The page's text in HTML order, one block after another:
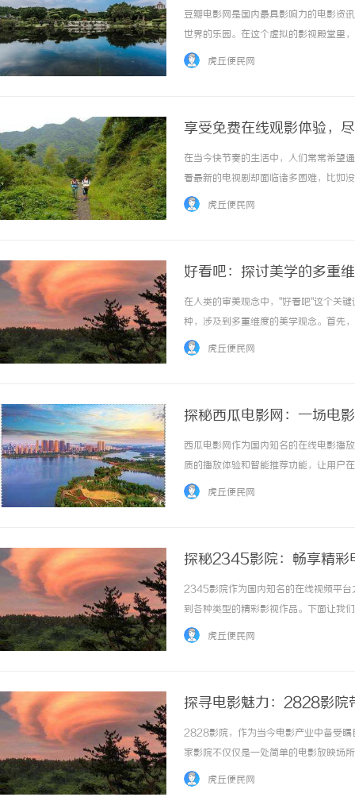
豆瓣电影网是国内最具影响力的电影资
世界的乐园。在这个虚拟的影视殿堂里
豆瓣电影网的首页设计简洁大方，用户
虎丘便民网
享受免费在线观影体验，
在当今快节奏的生活中，人们常常希望
看最新的电视剧却面临诸多困难，比如
一站式解决方案，让您轻松畅享最新电
虎丘便民网
好看吧：探讨美学的多重
在人类的审美观念中，"好看吧"这个关
种，涉及到多重维度的美学观念。首先
位令人赞叹的美女，都可以让人产生"好
虎丘便民网
探秘西瓜电影网：一场电
西瓜电影网作为国内知名的在线电影播
质的播放体验和智能推荐功能，让用户
如何成为众多影迷心中的“网红”。西
虎丘便民网
探秘2345影院：畅享精彩
2345影院作为国内知名的在线视频平台
到各种类型的精彩影视作品。下面让我
影视库，涵盖了各种类型的电影和电视
虎丘便民网
探寻电影魅力：2828影院
2828影院，作为当今电影产业中备受瞩
家影院不仅仅是一处简单的电影放映场
的视听盛宴。首先，2828影院所拥有
虎丘便民网